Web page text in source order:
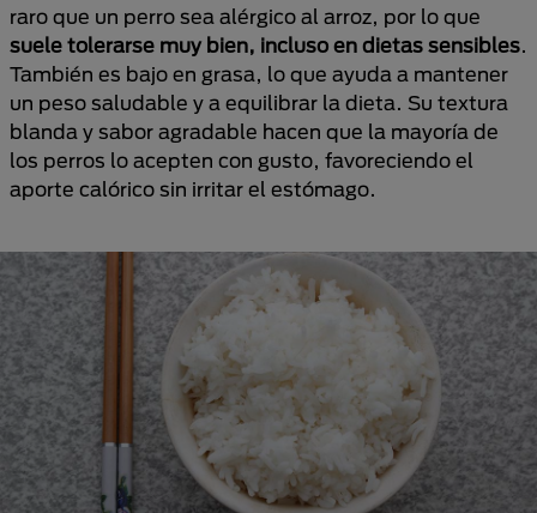
raro que un perro sea alérgico al arroz, por lo que
suele tolerarse muy bien, incluso en dietas sensibles.
También es bajo en grasa, lo que ayuda a mantener
un peso saludable y a equilibrar la dieta. Su textura
blanda y sabor agradable hacen que la mayoría de
los perros lo acepten con gusto, favoreciendo el
aporte calórico sin irritar el estómago.